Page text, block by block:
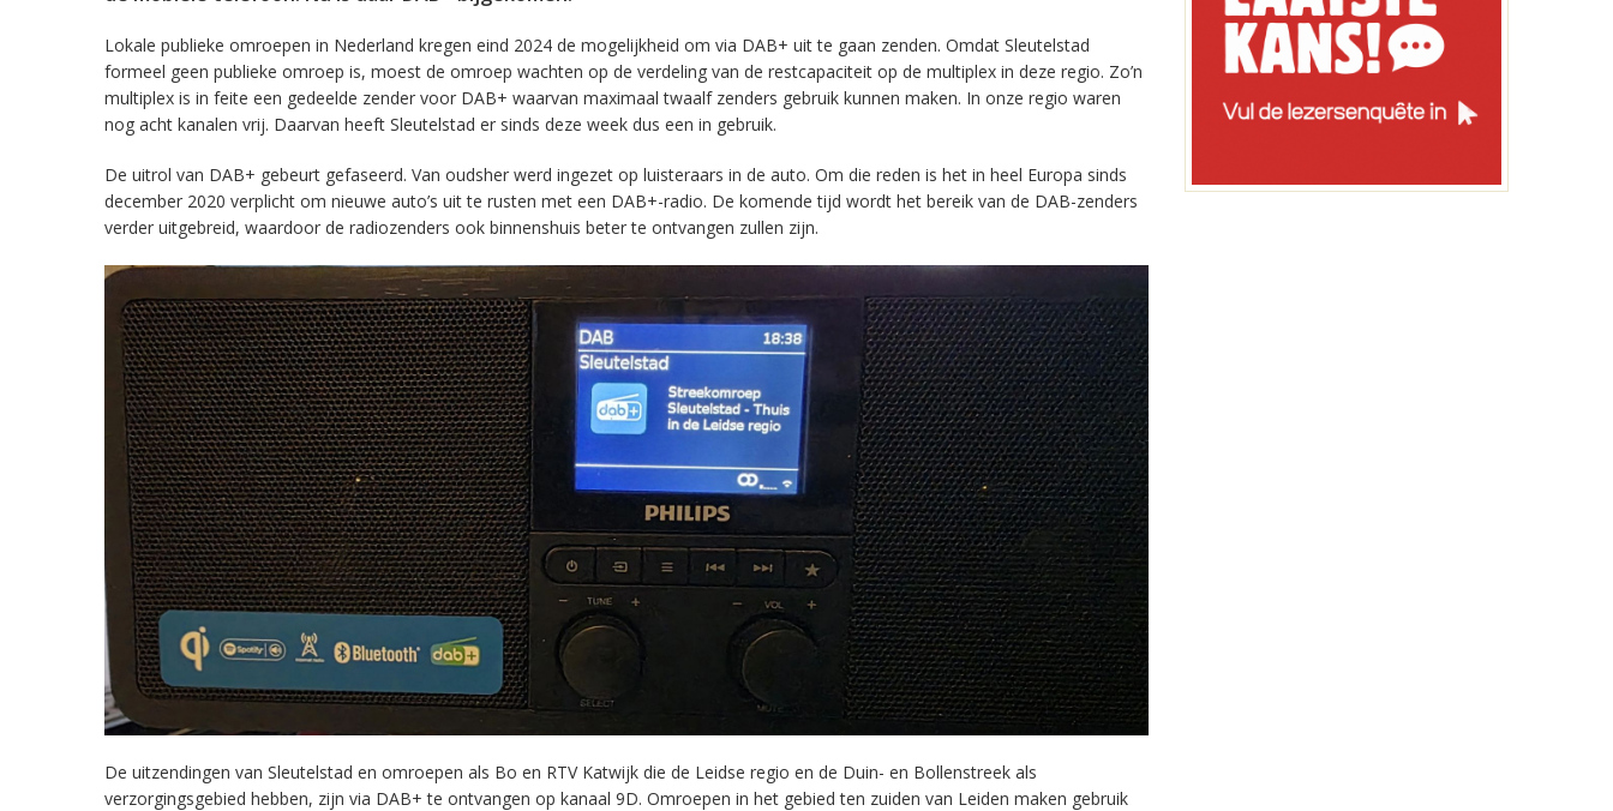
Lokale publieke omroepen in Nederland kregen eind 2024 de mogelijkheid om via DAB+ uit te gaan zenden. Omdat Sleutelstad
formeel geen publieke omroep is, moest de omroep wachten op de verdeling van de restcapaciteit op de multiplex in deze regio. Zo’n
multiplex is in feite een gedeelde zender voor DAB+ waarvan maximaal twaalf zenders gebruik kunnen maken. In onze regio waren
nog acht kanalen vrij. Daarvan heeft Sleutelstad er sinds deze week dus een in gebruik.
De uitrol van DAB+ gebeurt gefaseerd. Van oudsher werd ingezet op luisteraars in de auto. Om die reden is het in heel Europa sinds
december 2020 verplicht om nieuwe auto’s uit te rusten met een DAB+-radio. De komende tijd wordt het bereik van de DAB-zenders
verder uitgebreid, waardoor de radiozenders ook binnenshuis beter te ontvangen zullen zijn.
De uitzendingen van Sleutelstad en omroepen als Bo en RTV Katwijk die de Leidse regio en de Duin- en Bollenstreek als
verzorgingsgebied hebben, zijn via DAB+ te ontvangen op kanaal 9D. Omroepen in het gebied ten zuiden van Leiden maken gebruik